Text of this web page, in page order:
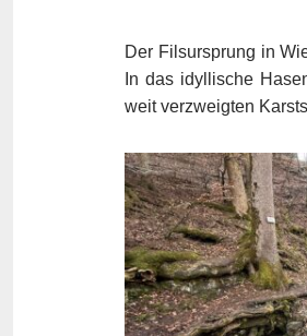
Der Filsursprung in
In das idyllische
weit verzweigten